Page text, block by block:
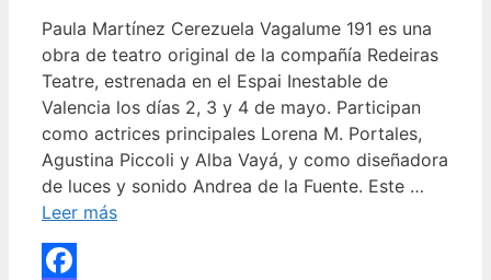
Paula Martínez Cerezuela Vagalume 191 es una
obra de teatro original de la compañía Redeiras
Teatre, estrenada en el Espai Inestable de
Valencia los días 2, 3 y 4 de mayo. Participan
como actrices principales Lorena M. Portales,
Agustina Piccoli y Alba Vayá, y como diseñadora
de luces y sonido Andrea de la Fuente. Este …
Leer más